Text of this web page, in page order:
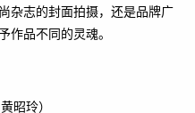
杂志的封面拍摄，还是品牌广
作品不同的灵魂。
昭玲）